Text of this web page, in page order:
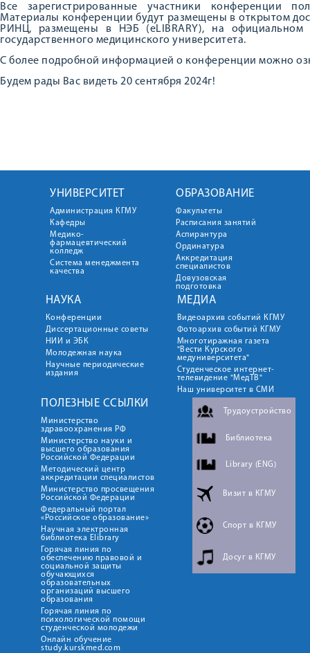
Все зарегистрированные участники конференции
Материалы конференции будут размещены в открытом
РИНЦ, размещены в НЭБ (eLIBRARY), на официальном
государственного медицинского университета.
С более подробной информацией о конференции можно
Будем рады Вас видеть 20 сентября 2024г!
УНИВЕРСИТЕТ
Администрация КГМУ
Кафедры
Медико-
фармацевтический
колледж
Система менеджмента
качества
ОБРАЗОВАНИЕ
Факультеты
Расписания занятий
Аспирантура
Ординатура
Аккредитация
специалистов
Довузовская
подготовка
НАУКА
Конференции
Диссертационные советы
НИИ и ЭБК
Молодежная наука
Научные периодические
издания
МЕДИА
Видеоархив событий КГМУ
Фотоархив событий КГМУ
Многотиражная газета
"Вести Курского
медуниверситета"
Студенческое интернет-
телевидение "МедТВ"
Наш университет в СМИ
ПОЛЕЗНЫЕ ССЫЛКИ
Министерство
здравоохранения РФ
Министерство науки и
высшего образования
Российской Федерации
Методический центр
аккредитации специалистов
Министерство просвещения
Российской Федерации
Федеральный портал
«Российское образование»
Научная электронная
библиотека Elibrary
Горячая линия по
обеспечению правовой и
социальной защиты
обучающихся
образовательных
организаций высшего
образования
Горячая линия по
психологической помощи
студенческой молодежи
Онлайн обучение
study.kurskmed.com
Трудоустройство
Библиотека
Library (ENG)
Визит в КГМУ
Спорт в КГМУ
Досуг в КГМУ